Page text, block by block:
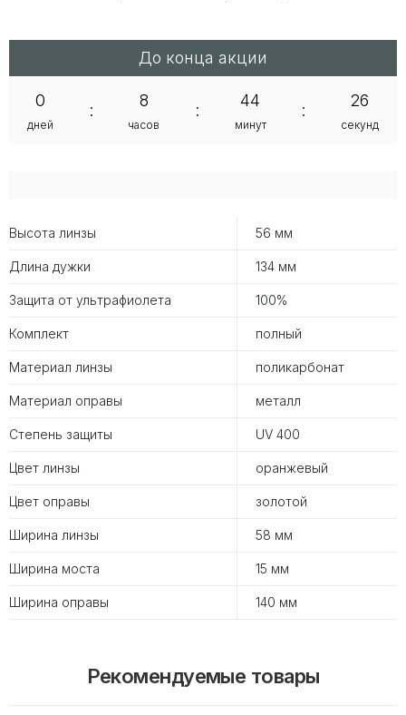
Высота линзы 56 мм
Длина дужки 134 мм
Защита от ультрафиолета 100%
Комплект полный
Материал линзы поликарбонат
Материал оправы металл
Степень защиты UV 400
Цвет линзы оранжевый
Цвет оправы золотой
Ширина линзы 58 мм
Ширина моста 15 мм
Ширина оправы 140 мм
До конца акции
0
дней
:
8
часов
:
44
минут
:
26
секунд
Рекомендуемые товары